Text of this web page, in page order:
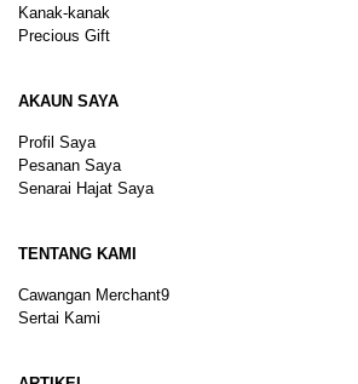
Kanak-kanak
Precious Gift
AKAUN SAYA
Profil Saya
Pesanan Saya
Senarai Hajat Saya
TENTANG KAMI
Cawangan Merchant9
Sertai Kami